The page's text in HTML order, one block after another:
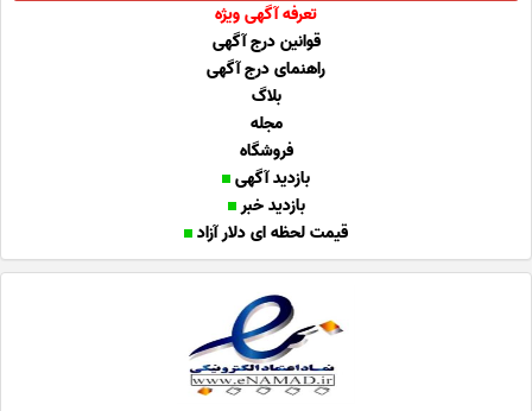
تعرفه آگهی ویژه
قوانین درج آگهی
راهنمای درج آگهی
بلاگ
مجله
فروشگاه
بازدید آگهی
بازدید خبر
قیمت لحظه ای دلار آزاد